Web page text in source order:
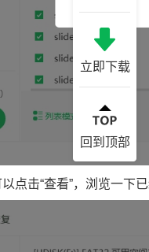
点击“查看”，浏览一下
立即下载
回到顶部